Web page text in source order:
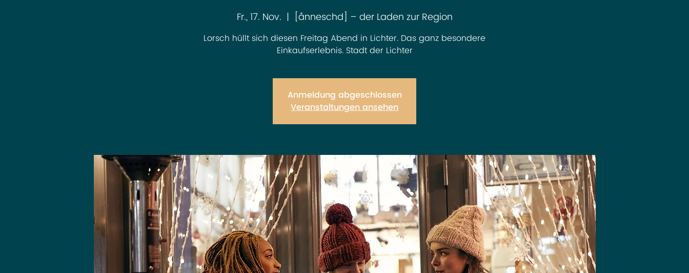
Fr., 17. Nov.
  |
[ånneschd] – der Laden zur Region
Lorsch hüllt sich diesen Freitag Abend in Lichter. Das ganz besondere
Einkaufserlebnis. Stadt der Lichter
Anmeldung abgeschlossen
Veranstaltungen ansehen